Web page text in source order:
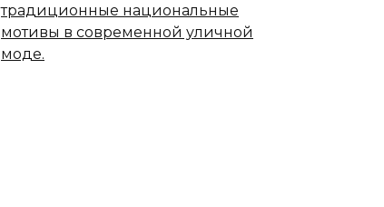
традиционные национальные
мотивы в современной уличной
моде.